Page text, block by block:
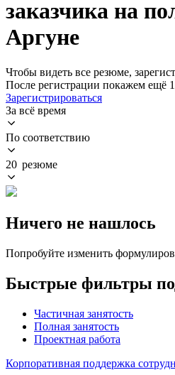
заказчика на
Аргуне
Чтобы видеть все резюме,
После регистрации покажем ещё
Зарегистрироваться
За всё время
По соответствию
20 резюме
Ничего не нашлось
Попробуйте изменить
Быстрые фильтры
Частичная занятость
Полная занятость
Проектная работа
Корпоративная поддержка